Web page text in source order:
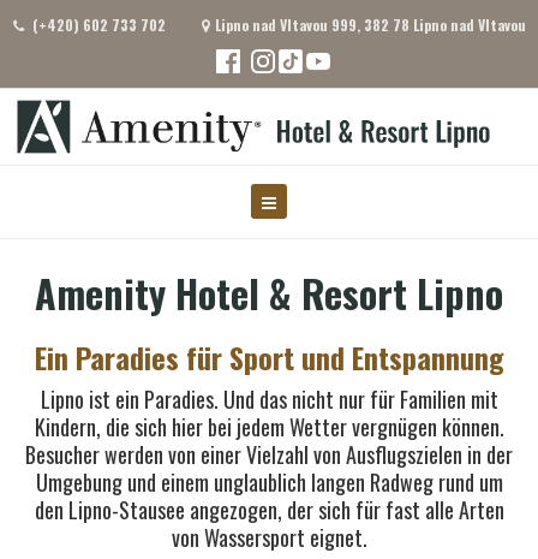
(+420) 602 733 702 Lipno nad Vltavou 999, 382 78 Lipno nad Vltavou
Amenity Hotel & Resort Lipno
Ein Paradies für Sport und Entspannung
Lipno ist ein Paradies. Und das nicht nur für Familien mit
Kindern, die sich hier bei jedem Wetter vergnügen können.
Besucher werden von einer Vielzahl von Ausflugszielen in der
Umgebung und einem unglaublich langen Radweg rund um
den Lipno-Stausee angezogen, der sich für fast alle Arten
von Wassersport eignet.